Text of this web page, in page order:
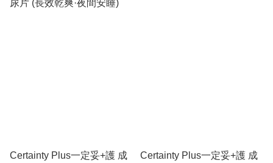
尿片 (長效乾爽·夜間安睡)
Certainty Plus一定妥+護 成
Certainty Plus一定妥+護 成